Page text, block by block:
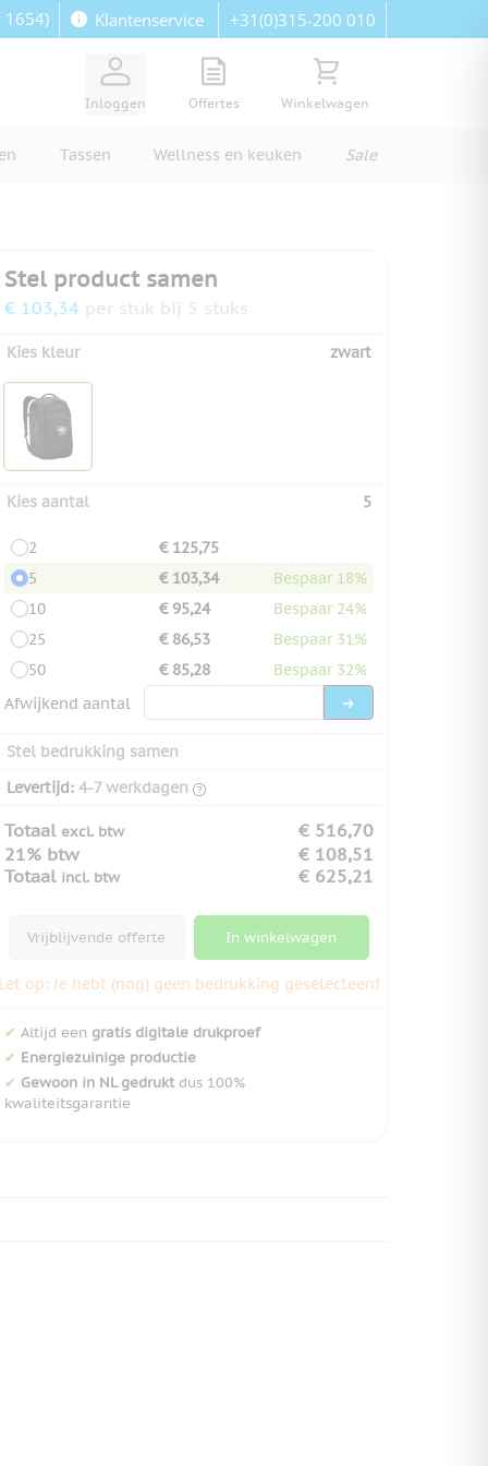
1654) Klantenservice +31(0)315-200 010
Inloggen
View quote, Quote is empty
Offertes
Bekijk winkelwagen,
Winkelwagen
Tassen Wellness en keuken Sale
Stel product samen
€ 103,34 per stuk bij 5 stuks
Kies kleur zwart
Kies aantal 5
2
€ 125,75
5
€ 103,34
Bespaar 18%
10
€ 95,24
Bespaar 24%
25
€ 86,53
Bespaar 31%
50
€ 85,28
Bespaar 32%
Afwijkend aantal
Stel bedrukking samen
Levertijd: 4-7 werkdagen
Totaal excl. btw
€ 516,70
21% btw
€ 108,51
Totaal incl. btw € 625,21
Vrijblijvende offerte In winkelwagen
Let op: Je hebt (nog) geen bedrukking geselecteerd
✔ Altijd een gratis digitale drukproef
✔ Energiezuinige productie
✔ Gewoon in NL gedruktdus 100%
kwaliteitsgarantie